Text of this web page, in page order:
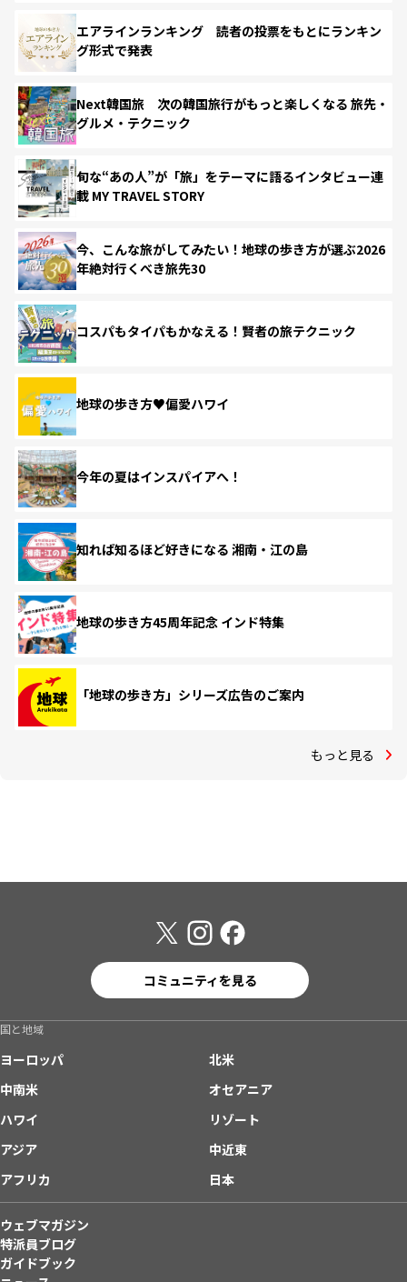
エアラインランキング 読者の投票をもとにランキン
グ形式で発表
Next韓国旅 次の韓国旅行がもっと楽しくなる 旅先・
グルメ・テクニック
旬な“あの人”が「旅」をテーマに語るインタビュー連
載 MY TRAVEL STORY
今、こんな旅がしてみたい！地球の歩き方が選ぶ2026
年絶対行くべき旅先30
コスパもタイパもかなえる！賢者の旅テクニック
地球の歩き方♥偏愛ハワイ
今年の夏はインスパイアへ！
知れば知るほど好きになる 湘南・江の島
地球の歩き方45周年記念 インド特集
「地球の歩き方」シリーズ広告のご案内
もっと見る
コミュニティを見る
国と地域
ヨーロッパ
北米
中南米
オセアニア
ハワイ
リゾート
アジア
中近東
アフリカ
日本
ウェブマガジン
特派員ブログ
ガイドブック